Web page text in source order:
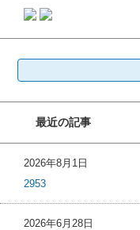
索:
最近の記事
2026年8月1日
2953
2026年6月28日